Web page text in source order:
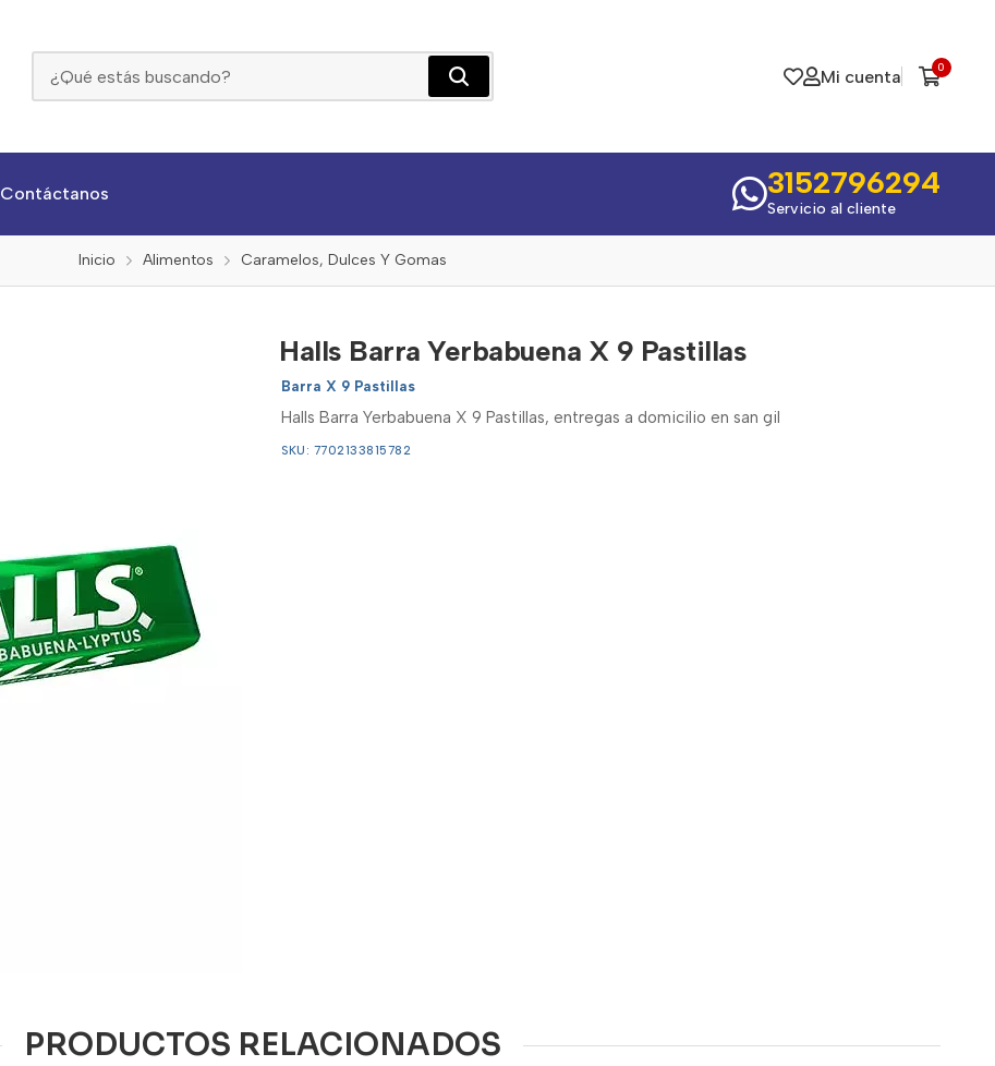
Mi cuenta 0
Contáctanos 3152796294
Servicio al cliente
Inicio Alimentos Caramelos, Dulces Y Gomas
Halls Barra Yerbabuena X 9 Pastillas
Barra X 9 Pastillas
Halls Barra Yerbabuena X 9 Pastillas, entregas a domicilio en san gil
SKU: 7702133815782
PRODUCTOS RELACIONADOS